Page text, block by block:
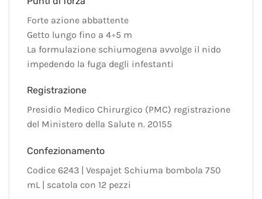
Forte azione abbattente
Getto lungo fino a 4÷5 m
La formulazione schiumogena avvolge il nido
impedendo la fuga degli infestanti
Registrazione
Presidio Medico Chirurgico (PMC) registrazione
del Ministero della Salute n. 20155
Confezionamento
Codice 6243 | Vespajet Schiuma bombola 750
mL | scatola con 12 pezzi